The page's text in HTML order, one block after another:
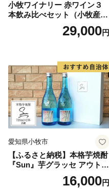
小牧ワイナリー 赤ワイン３
本飲み比べセット（小牧産ぶ
どう100％使用）29,000円
愛知県小牧市
【ふるさと納税】本格芋焼酎
『Sun』芋グラッセ アウトド
ア ソロキャンプ ベランピン
グ 巣ごもり 就労支援16,000円